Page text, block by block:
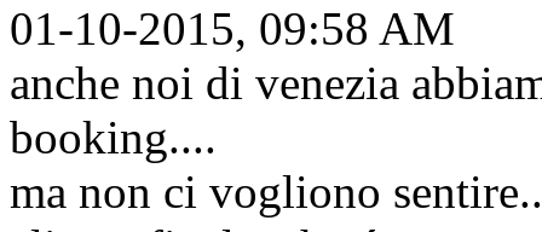
01-10-2015, 09:58 AM
anche noi di venezia
booking....
ma non ci vogliono